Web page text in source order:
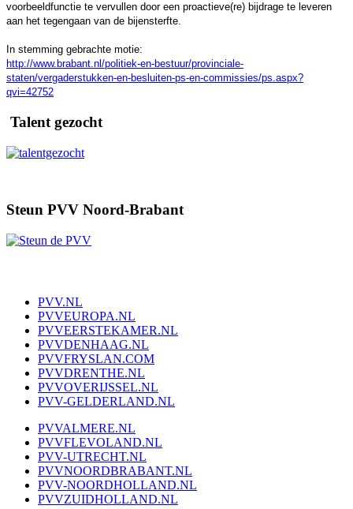
voorbeeldfunctie te vervullen door een proactieve(re) bijdrage te leveren
aan het tegengaan van de bijensterfte.
In stemming gebrachte motie:
http://www.brabant.nl/politiek-en-bestuur/provinciale-
staten/vergaderstukken-en-besluiten-ps-en-commissies/ps.aspx?
qvi=42752
Talent gezocht
Steun PVV Noord-Brabant
PVV.NL
PVVEUROPA.NL
PVVEERSTEKAMER.NL
PVVDENHAAG.NL
PVVFRYSLAN.COM
PVVDRENTHE.NL
PVVOVERIJSSEL.NL
PVV-GELDERLAND.NL
PVVALMERE.NL
PVVFLEVOLAND.NL
PVV-UTRECHT.NL
PVVNOORDBRABANT.NL
PVV-NOORDHOLLAND.NL
PVVZUIDHOLLAND.NL